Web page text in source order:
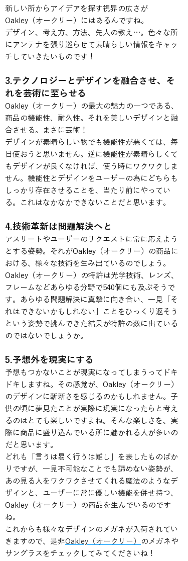
新しい所からアイデアを探す視界の広さが
Oakley（オークリー）にはあるんですね。
デザイン、考え方、方法、先人の教え…。色々な所
にアンテナを張り巡らせて素晴らしい情報をキャッ
チしていきたいものです！
3.テクノロジーとデザインを融合させ、そ
れを芸術に至らせる
Oakley（オークリー）の最大の魅力の一つである、
商品の機能性、耐久性。それを美しいデザインと融
合させる。まさに芸術！
デザインが素晴らしい物でも機能性が悪くては、毎
日使おうと思いません。逆に機能性が素晴らしくて
もデザインが良くなければ、使う時にワクワクしま
せん。機能性とデザインをユーザーの為にどちらも
しっかり存在させることを、当たり前にやってい
る。これはなかなかできないことだと思います。
4.技術革新は問題解決へと
アスリートやユーザーのリクエストに常に応えよう
とする姿勢。それがOakley（オークリー）の商品に
おける、様々な技術を生み出ているのでしょう。
Oakley（オークリー）の特許は光学技術、レンズ、
フレームなどあらゆる分野で540個にも及ぶそうで
す。あらゆる問題解決に真摯に向き合い、一見「そ
れはできないかもしれない」ことをひっくり返そう
という姿勢で挑んできた結果が特許の数に出ている
のではないでしょうか。
5.予想外を現実にする
予想もつかないことが現実になってしまうってドキ
ドキしますね。その感覚が、Oakley（オークリー）
のデザインに斬新さを感じるのかもしれません。子
供の頃に夢見たことが実際に現実になったらと考え
るのはとても楽しいですよね。そんな楽しさを、実
際に商品に盛り込んでいる所に魅かれる人が多いの
だと思います。
どれも「言うは易く行うは難し」を表したものばか
りですが、一見不可能なことでも諦めない姿勢が、
あの見る人をワクワクさせてくれる魔法のようなデ
ザインと、ユーザーに常に優しい機能を併せ持つ、
Oakley（オークリー）の商品を生んでいるのです
ね。
これからも様々なデザインのメガネが入荷されてい
きますので、是非Oakley（オークリー）
のメガネや
サングラスをチェックしてみてくださいね！